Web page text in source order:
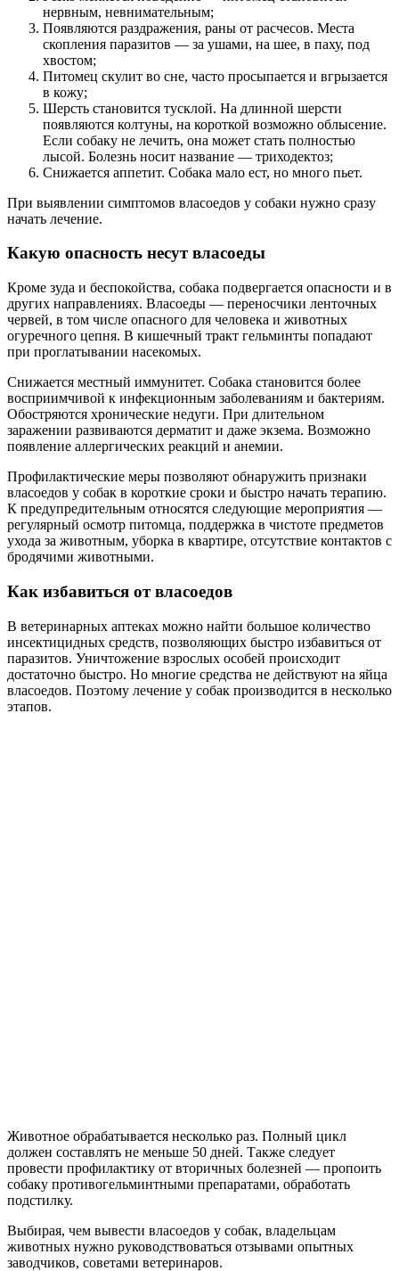
нервным, невнимательным;
Появляются раздражения, раны от расчесов. Места
скопления паразитов — за ушами, на шее, в паху, под
хвостом;
Питомец скулит во сне, часто просыпается и вгрызается
в кожу;
Шерсть становится тусклой. На длинной шерсти
появляются колтуны, на короткой возможно облысение.
Если собаку не лечить, она может стать полностью
лысой. Болезнь носит название — триходектоз;
Снижается аппетит. Собака мало ест, но много пьет.
При выявлении симптомов власоедов у собаки нужно сразу
начать лечение.
Какую опасность несут власоеды
Кроме зуда и беспокойства, собака подвергается опасности и в
других направлениях. Власоеды — переносчики ленточных
червей, в том числе опасного для человека и животных
огуречного цепня. В кишечный тракт гельминты попадают
при проглатывании насекомых.
Снижается местный иммунитет. Собака становится более
восприимчивой к инфекционным заболеваниям и бактериям.
Обостряются хронические недуги. При длительном
заражении развиваются дерматит и даже экзема. Возможно
появление аллергических реакций и анемии.
Профилактические меры позволяют обнаружить признаки
власоедов у собак в короткие сроки и быстро начать терапию.
К предупредительным относятся следующие мероприятия —
регулярный осмотр питомца, поддержка в чистоте предметов
ухода за животным, уборка в квартире, отсутствие контактов с
бродячими животными.
Как избавиться от власоедов
В ветеринарных аптеках можно найти большое количество
инсектицидных средств, позволяющих быстро избавиться от
паразитов. Уничтожение взрослых особей происходит
достаточно быстро. Но многие средства не действуют на яйца
власоедов. Поэтому лечение у собак производится в несколько
этапов.
Животное обрабатывается несколько раз. Полный цикл
должен составлять не меньше 50 дней. Также следует
провести профилактику от вторичных болезней — пропоить
собаку противогельминтными препаратами, обработать
подстилку.
Выбирая, чем вывести власоедов у собак, владельцам
животных нужно руководствоваться отзывами опытных
заводчиков, советами ветеринаров.